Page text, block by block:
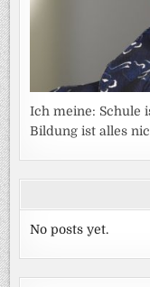
Ich meine: Schule
Bildung ist alles
No posts yet.